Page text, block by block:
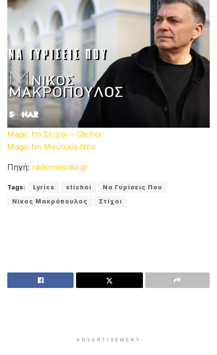
Magic fm Στίχοι – Stichoi
Magic fm Μουσικά Νέα
Πηγή: radiomelodia.gr
Tags: Lyrics stichoi
Να Γυρίσεις Που
Νίκος Μακρόπουλος
Στίχοι
ADVERTISEMENT